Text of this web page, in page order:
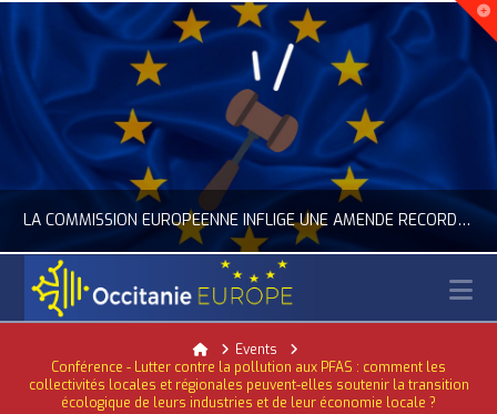
LA COMMISSION EUROPÉENNE INFLIGE UNE AMENDE RECORD À GOOGLE
ACTUALITÉ DE L'UNION EUROPÉENNE, ACTUALITÉ DE LA REPRÉSENTATION D’OCCITANIE EUROPE, NUMÉRIQUE- DIGITAL
HomeEvents
Conférence - Lutter contre la pollution aux PFAS : comment les
collectivités locales et régionales peuvent-elles soutenir la transition
écologique de leurs industries et de leur économie locale ?